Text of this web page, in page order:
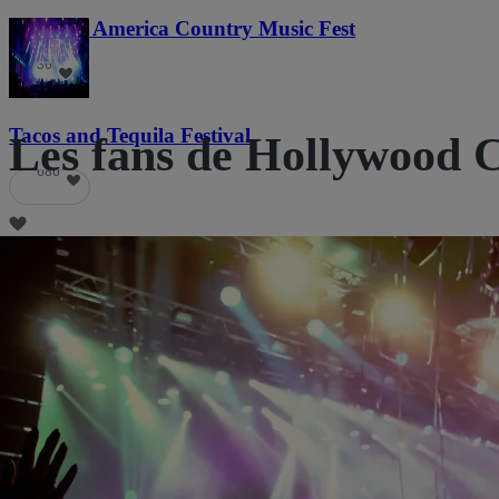
Voices of America Country Music Fest
36
Tacos and Tequila Festival
686
Les fans de Hollywood